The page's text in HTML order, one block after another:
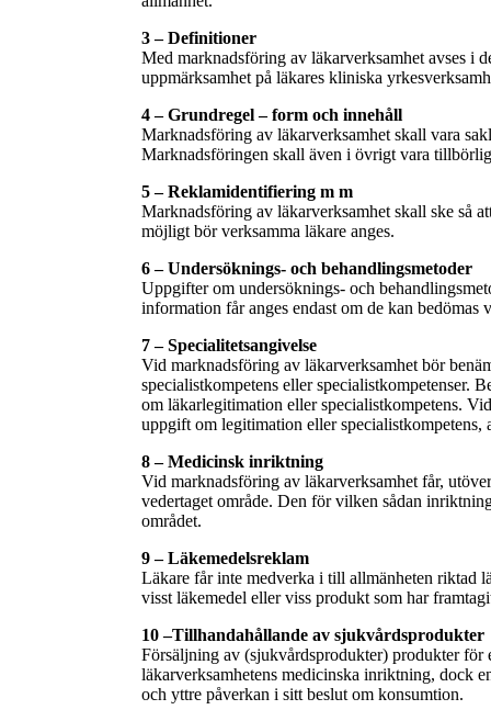
3 – Definitioner
Med marknadsföring av läkarverksamhet avses i
uppmärksamhet på läkares kliniska
4 – Grundregel – form och innehåll
Marknadsföring av läkarverksamhet skall vara
Marknadsföringen skall även i övrigt vara
5 – Reklamidentifiering m m
Marknadsföring av läkarverksamhet skall ske så
möjligt bör verksamma läkare anges.
6 – Undersöknings- och behandlingsmetoder
Uppgifter om undersöknings- och
information får anges endast om de kan
7 – Specialitetsangivelse
Vid marknadsföring av läkarverksamhet bör
specialistkompetens eller specialistkompetenser.
om läkarlegitimation eller specialistkompetens.
uppgift om legitimation eller
8 – Medicinsk inriktning
Vid marknadsföring av läkarverksamhet får,
vedertaget område. Den för vilken sådan
området.
9 – Läkemedelsreklam
Läkare får inte medverka i till allmänheten riktad
visst läkemedel eller viss produkt som har
10 –Tillhandahållande av sjukvårdsprodukter
Försäljning av (sjukvårdsprodukter) produkter
läkarverksamhetens medicinska inriktning, dock
och yttre påverkan i sitt beslut om konsumtion.